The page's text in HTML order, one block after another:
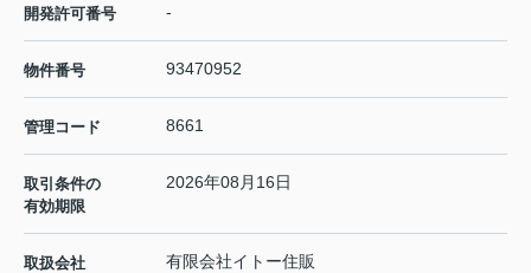
開発許可番号 -
物件番号 93470952
管理コード 8661
取引条件の
有効期限
2026年08月16日
取扱会社
有限会社イトー住販